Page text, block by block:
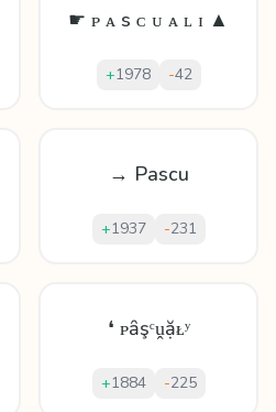
☛ ᴘ ᴀ s ᴄ ᴜ ᴀ ʟ ɪ ▲
+1978 -42
→ Pascu
+1937 -231
❛ ᴘȃşᶜṷặᴌʸ
+1884 -225